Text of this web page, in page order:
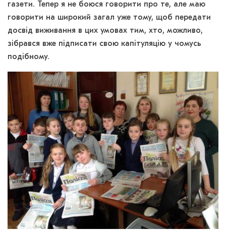
газети. Тепер я не боюся говорити про те, але маю
говорити на широкий загал уже тому, щоб передати
досвід виживання в цих умовах тим, хто, можливо,
зібрався вже підписати свою капітуляцію у чомусь
подібному.